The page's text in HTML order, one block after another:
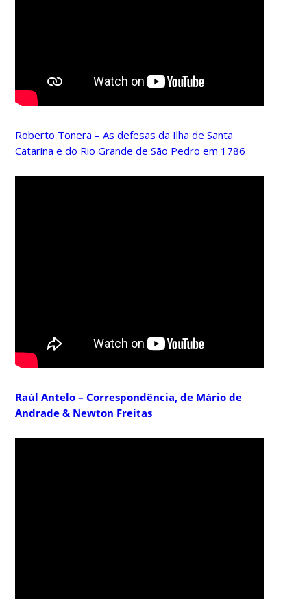
Roberto Tonera – As defesas da Ilha de Santa
Catarina e do Rio Grande de São Pedro em 1786
Raúl Antelo – Correspondência, de Mário de
Andrade & Newton Freitas